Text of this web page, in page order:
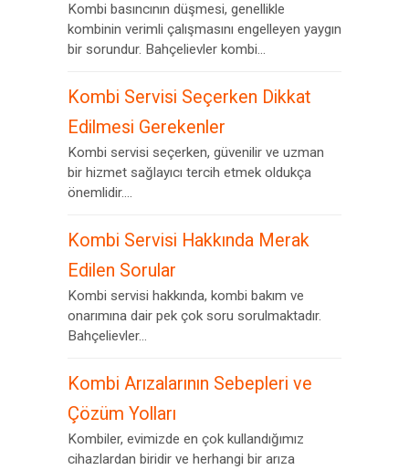
Kombi basıncının düşmesi, genellikle
kombinin verimli çalışmasını engelleyen yaygın
bir sorundur. Bahçelievler kombi...
Kombi Servisi Seçerken Dikkat
Edilmesi Gerekenler
Kombi servisi seçerken, güvenilir ve uzman
bir hizmet sağlayıcı tercih etmek oldukça
önemlidir....
Kombi Servisi Hakkında Merak
Edilen Sorular
Kombi servisi hakkında, kombi bakım ve
onarımına dair pek çok soru sorulmaktadır.
Bahçelievler...
Kombi Arızalarının Sebepleri ve
Çözüm Yolları
Kombiler, evimizde en çok kullandığımız
cihazlardan biridir ve herhangi bir arıza